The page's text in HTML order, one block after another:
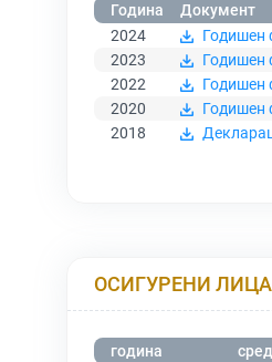
Година
Документ
2024
Годишен
2023
Годишен
2022
Годишен
2020
Годишен
2018
ОСИГУРЕНИ
година